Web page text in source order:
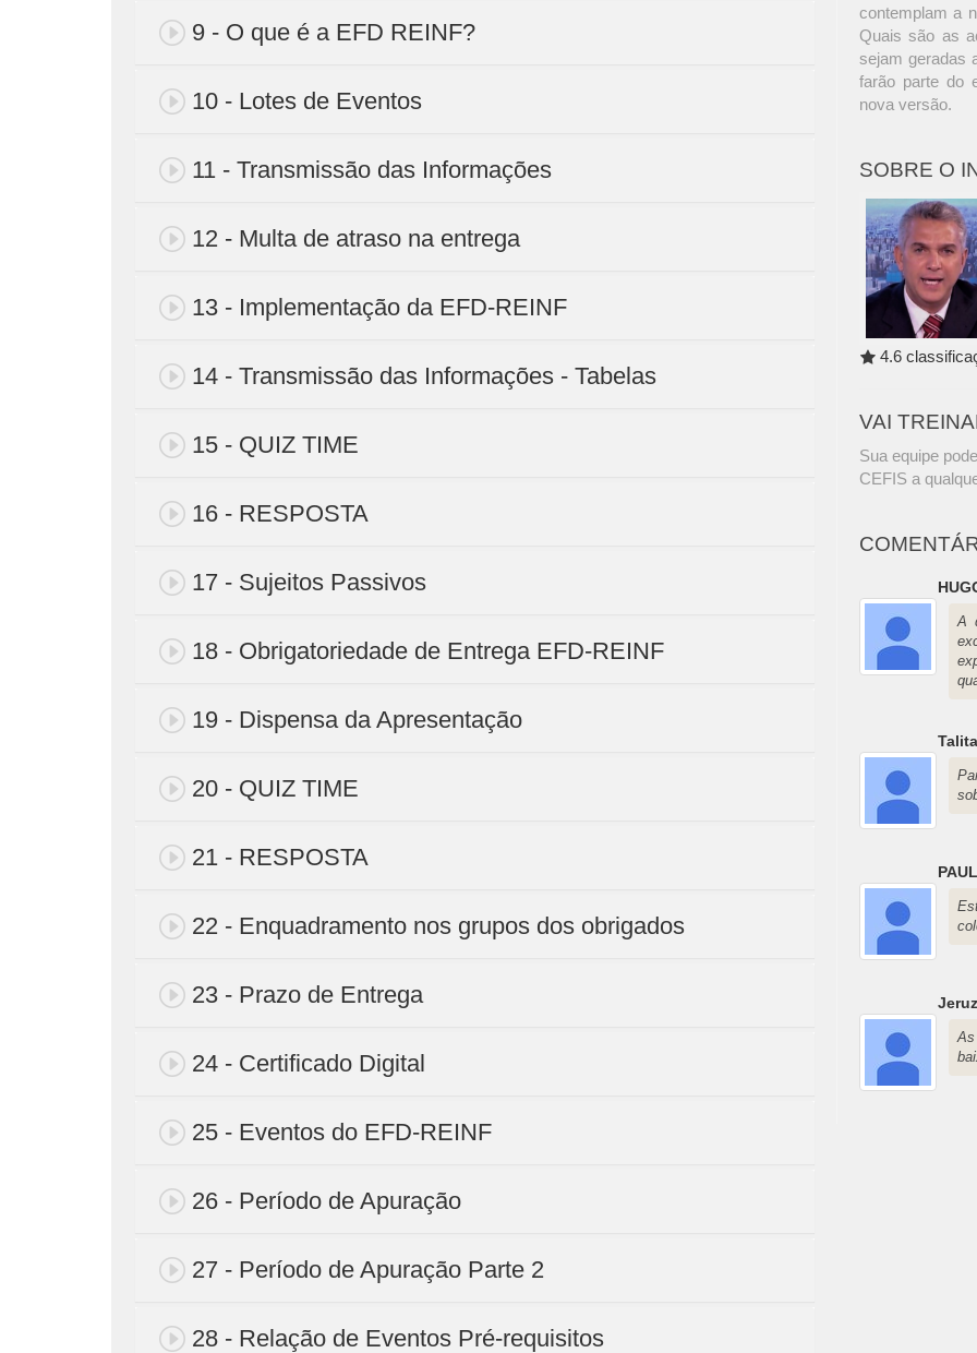
9 - O que é a EFD REINF?
10 - Lotes de Eventos
11 - Transmissão das Informações
12 - Multa de atraso na entrega
13 - Implementação da EFD-REINF
14 - Transmissão das Informações - Tabelas
15 - QUIZ TIME
16 - RESPOSTA
17 - Sujeitos Passivos
18 - Obrigatoriedade de Entrega EFD-REINF
19 - Dispensa da Apresentação
20 - QUIZ TIME
21 - RESPOSTA
22 - Enquadramento nos grupos dos obrigados
23 - Prazo de Entrega
24 - Certificado Digital
25 - Eventos do EFD-REINF
26 - Período de Apuração
27 - Período de Apuração Parte 2
28 - Relação de Eventos Pré-requisitos
contemplam a
Quais são as
sejam geradas
farão parte do
nova versão.
SOBRE O
4.6
VAI
Sua equipe
CEFIS a
A